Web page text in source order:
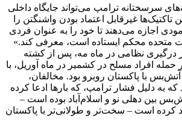
سرسختانه ترامپ می‌تواند جایگاه داخلی
تاکتیک‌ها غیرقابل اعتماد بودن واشنگتن را
اجازه می‌دهند تا خود را به عنوان فردی
متحده محکم ایستاده است، معرفی کند.»
درگیری نظامی در ماه مه، پس از کشته
در حمله افراد مسلح در کشمیر در ماه آوریل، با
با پاکستان روبرو بود. مخالفان،
به دلیل فشار ترامپ، که بارها ادعا کرده
بین دهلی نو و اسلام‌آباد بوده است –
کرده است – سخت‌تر و طولانی‌تر با پاکستان